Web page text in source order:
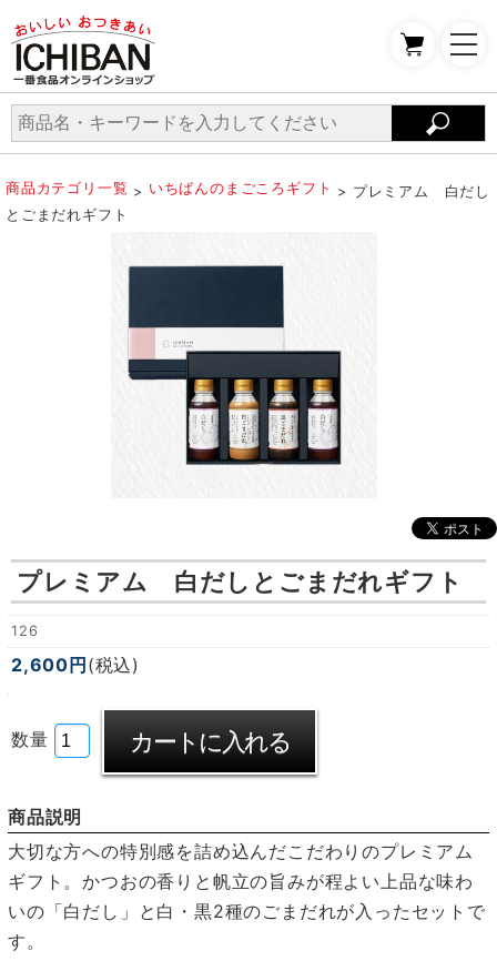
商品カテゴリ一覧 > いちばんのまごころギフト > プレミアム 白だし
とごまだれギフト
プレミアム 白だしとごまだれギフト
126
2,600円 (税込)
数量
商品説明
大切な方への特別感を詰め込んだこだわりのプレミアム
ギフト。かつおの香りと帆立の旨みが程よい上品な味わ
いの「白だし」と白・黒2種のごまだれが入ったセットで
す。